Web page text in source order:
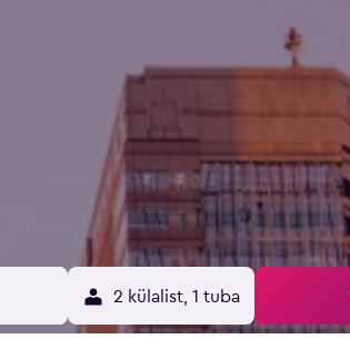
2 külalist, 1 tuba